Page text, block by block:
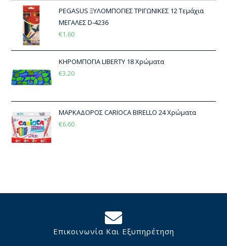
PEGASUS ΞΥΛΟΜΠΟΓΙΕΣ ΤΡΙΓΩΝΙΚΕΣ 12 Τεμάχια
ΜΕΓΑΛΕΣ D-4236
€1.60
ΚΗΡΟΜΠΟΓΙΑ LIBERTY 18 Χρώματα
€3.20
ΜΑΡΚΑΔΟΡΟΣ CARIOCA BIRELLO 24 Χρώματα
€6.60
Επικοινωνία Και Εξυπηρέτηση